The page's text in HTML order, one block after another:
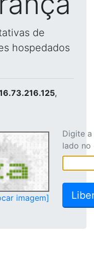
de
hospedados
,
imagem]
Digite
lado no